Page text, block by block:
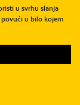
u svrhu slanja
u bilo kojem